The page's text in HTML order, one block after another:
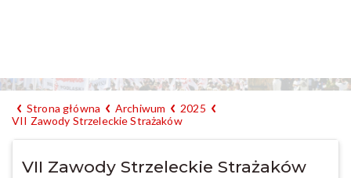
Strona główna Archiwum
2025
VII Zawody Strzeleckie Strażaków
VII Zawody Strzeleckie Strażaków